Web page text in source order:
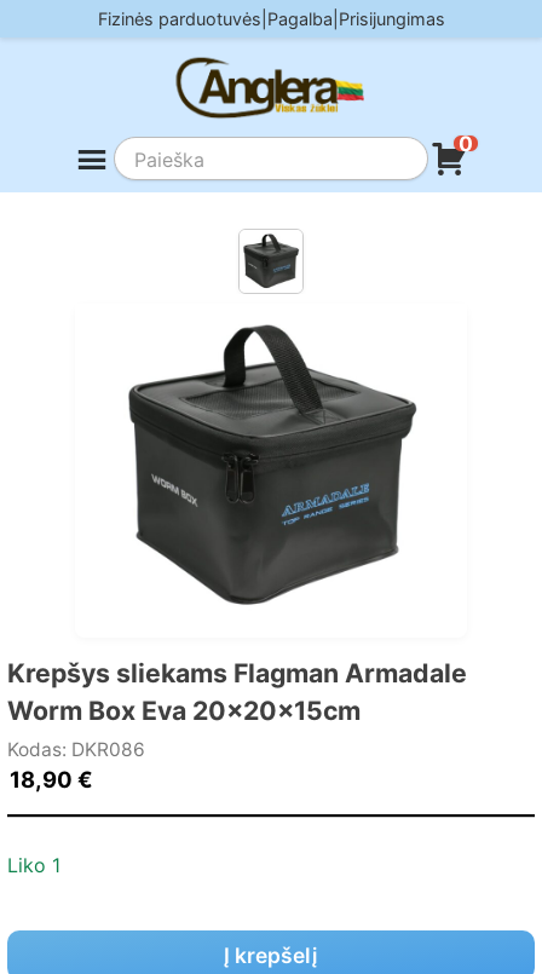
to
Fizinės parduotuvės Pagalba Prisijungimas
0
Krepšys sliekams Flagman Armadale
Worm Box Eva 20x20x15cm
Kodas: DKR086
18,90 €
Liko 1
Į krepšelį